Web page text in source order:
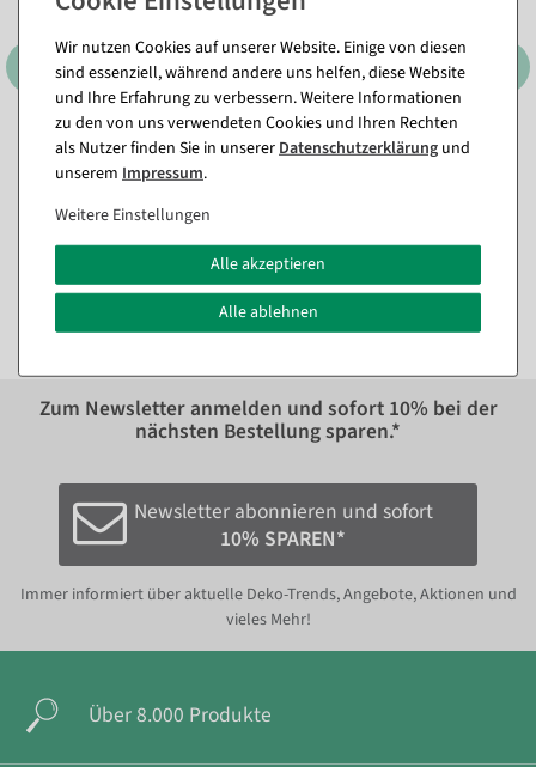
Bunte künstliche Hibiskus
Girlande 180 cm
18,98 €
15,95 EUR zzgl. ges. MwSt.
Künstliche Gerbera-
Feldblumen-Girlande, 140
32,95 EUR zzgl. ges. MwSt.
Zum Newsletter anmelden und sofort 10% bei der
nächsten Bestellung sparen.*
Newsletter abonnieren und sofort
10% SPAREN*
Immer informiert über aktuelle Deko-Trends, Angebote, Aktionen und
vieles Mehr!
Über 8.000 Produkte
Wir nutzen Cookies auf unserer Website. Einige von diesen
sind essenziell, während andere uns helfen, diese Website
und Ihre Erfahrung zu verbessern. Weitere Informationen
zu den von uns verwendeten Cookies und Ihren Rechten
als Nutzer finden Sie in unsererDaten­schutz­erklärung und
unserem Impressum.
Weitere Einstellungen
Alle akzeptieren
Alle ablehnen